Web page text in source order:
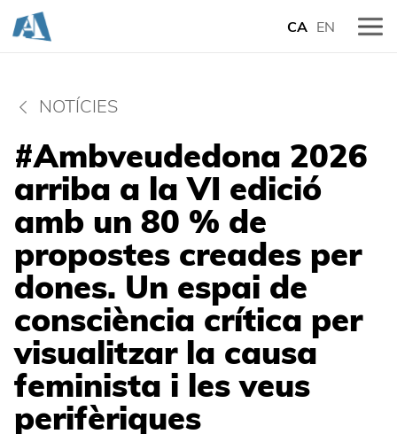
CA EN
NOTÍCIES
#Ambveudedona 2026
arriba a la VI edició
amb un 80 % de
propostes creades per
dones. Un espai de
consciència crítica per
visualitzar la causa
feminista i les veus
perifèriques